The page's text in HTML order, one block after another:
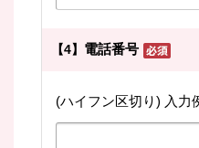
【4】 電話番号
(ハイフン区切り) 入力